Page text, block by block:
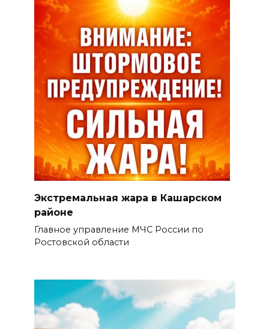
Экстремальная жара в Кашарском
районе
Главное управление МЧС России по
Ростовской области